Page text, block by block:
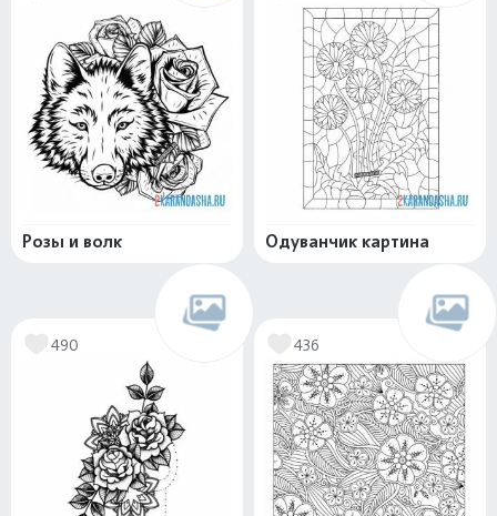
Розы и волк Одуванчик картина
490 436